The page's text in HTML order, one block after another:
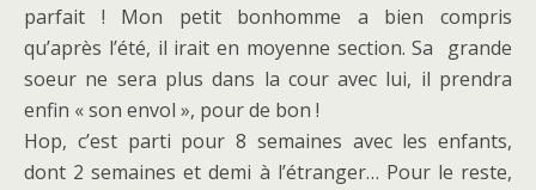
parfait ! Mon petit bonhomme a bien compris
qu’après l’été, il irait en moyenne section. Sa grande
soeur ne sera plus dans la cour avec lui, il prendra
enfin « son envol », pour de bon !
Hop, c’est parti pour 8 semaines avec les enfants,
dont 2 semaines et demi à l’étranger… Pour le reste,